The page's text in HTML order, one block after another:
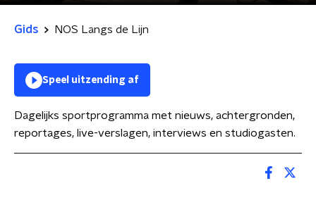
Gids NOS Langs de Lijn
Speel uitzending af
Dagelijks sportprogramma met nieuws, achtergronden,
reportages, live-verslagen, interviews en studiogasten.